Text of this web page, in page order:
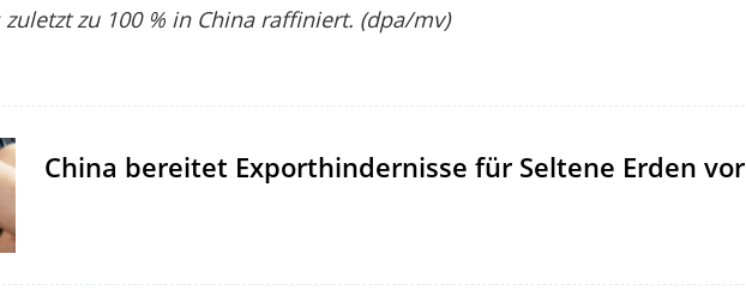
zu 100 % in China raffiniert. (dpa/mv)
China bereitet Exporthindernisse für Seltene Erden vor